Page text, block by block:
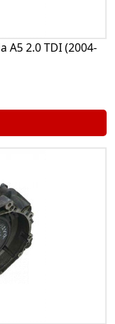
A5 2.0 TDI (2004-